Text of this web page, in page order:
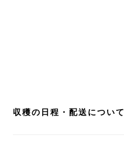
収穫の日程・配送について